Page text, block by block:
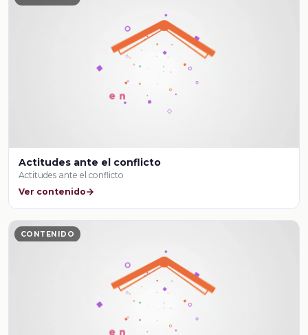
Actitudes ante el conflicto
Actitudes ante el conflicto
Ver contenido
CONTENIDO